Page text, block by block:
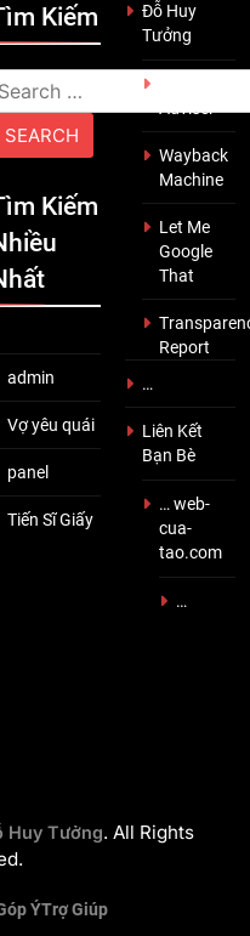
Kiếm
Search
Kiếm
admin
Vợ yêu quái
panel
Tiến Sĩ Giấy
Đỗ Huy
Tưởng
Adviser
Wayback
Machine
Let Me
Google
That
Report
…
Liên Kết
Bạn Bè
… web-
cua-
tao.com
…
Huy Tưởng. All Rights
ÝTrợ Giúp